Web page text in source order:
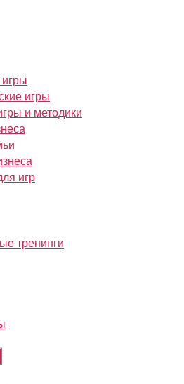
игры
и методики
игр
тренинги